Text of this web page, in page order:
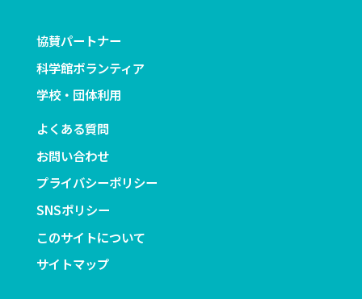
協賛パートナー
科学館ボランティア
学校・団体利用
よくある質問
お問い合わせ
プライバシーポリシー
SNSポリシー
このサイトについて
サイトマップ